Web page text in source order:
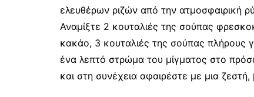
ελευθέρων ριζών από την ατμοσφαιρική
Αναμίξτε 2 κουταλιές της σούπας
κακάο, 3 κουταλιές της σούπας πλήρους
ένα λεπτό στρώμα του μίγματος στο
και στη συνέχεια αφαιρέστε με μια